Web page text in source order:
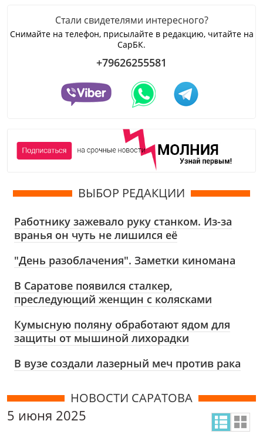
Стали свидетелями интересного?
Снимайте на телефон, присылайте в редакцию, читайте на
СарБК.
+79626255581
ВЫБОР РЕДАКЦИИ
Работнику зажевало руку станком. Из-за
вранья он чуть не лишился её
"День разоблачения". Заметки киномана
В Саратове появился сталкер,
преследующий женщин с колясками
Кумысную поляну обработают ядом для
защиты от мышиной лихорадки
В вузе создали лазерный меч против рака
НОВОСТИ САРАТОВА
5 июня 2025